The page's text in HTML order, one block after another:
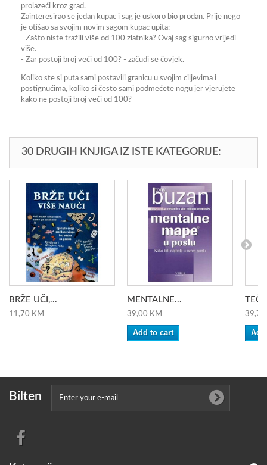
prolazeći kroz grad.
Zainteresirao se jedan kupac i sag je uskoro bio prodan. Prije nego
je otišao sa svojim novim sagom kupac upita:
- Zašto niste tražili više od 100 zlatnika? Ovaj sag sigurno vrijedi
više.
- Zar postoji broj veći od 100? - začudi se čovjek.
Koliko ste si puta sami postavili granicu u svojim ciljevima i
postignućima, koliko si često sami podmećete nogu jer vjerujete
kako ne postoji broj veći od 100?
30 DRUGIH KNJIGA IZ ISTE KATEGORIJE:
BRŽE UČI,...
11,70 KM
MENTALNE...
39,00 KM
Add to cart
39,70
Bilten